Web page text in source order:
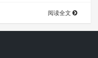
阅读全文